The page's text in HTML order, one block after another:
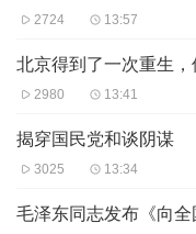
2724 13:57
2980 13:41
揭穿国民党和谈阴谋
3025 13:34
毛泽东同志发布《向全